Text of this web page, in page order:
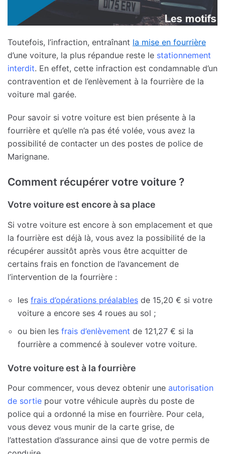
Toutefois, l’infraction, entraînant la mise en fourrière
d’une voiture, la plus répandue reste le stationnement
interdit. En effet, cette infraction est condamnable d’un
contravention et de l’enlèvement à la fourrière de la
voiture mal garée.
Pour savoir si votre voiture est bien présente à la
fourrière et qu’elle n’a pas été volée, vous avez la
possibilité de contacter un des postes de police de
Marignane.
Comment récupérer votre voiture ?
Votre voiture est encore à sa place
Si votre voiture est encore à son emplacement et que
la fourrière est déjà là, vous avez la possibilité de la
récupérer aussitôt après vous être acquitter de
certains frais en fonction de l’avancement de
l’intervention de la fourrière :
les frais d’opérations préalables de 15,20 € si votre
voiture a encore ses 4 roues au sol ;
ou bien les frais d’enlèvement de 121,27 € si la
fourrière a commencé à soulever votre voiture.
Votre voiture est à la fourrière
Pour commencer, vous devez obtenir une autorisation
de sortie pour votre véhicule auprès du poste de
police qui a ordonné la mise en fourrière. Pour cela,
vous devez vous munir de la carte grise, de
l’attestation d’assurance ainsi que de votre permis de